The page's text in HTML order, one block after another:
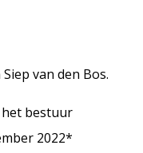
van den Bos.
het bestuur
2022*